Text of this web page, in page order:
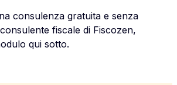
consulenza gratuita e senza
fiscale di Fiscozen,
qui sotto.